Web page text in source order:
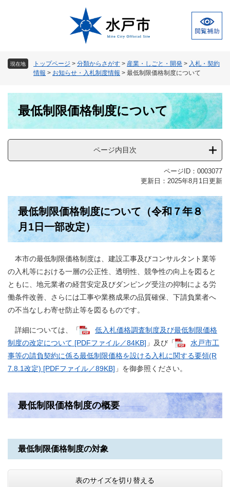
現在地 トップページ > 分類からさがす > 産業・しごと・開発 > 入札・契約
情報 > お知らせ・入札制度情報 > 最低制限価格制度について
最低制限価格制度について
ページ内目次
ページID：0003077
更新日：2025年8月1日更新
最低制限価格制度について（令和７年８
月1日一部改定）
本市の最低制限価格制度は、建設工事及びコンサルタント業等
の入札等における一層の公正性、透明性、競争性の向上を図ると
ともに、地元業者の経営安定及びダンピング受注の抑制による労
働条件改善、さらには工事や業務成果の品質確保、下請負業者へ
の不当なしわ寄せ防止等を図るものです。
詳細については、「​
低入札価格調査制度及び最低制限価格
制度の改定について [PDFファイル／84KB] 」及び「
水戸市工
事等の請負契約に係る最低制限価格を設ける入札に関する要領(R
7.8.1改定) [PDFファイル／89KB] 」を御参照ください。
最低制限価格制度の概要
最低制限価格制度の対象
表のサイズを切り替える